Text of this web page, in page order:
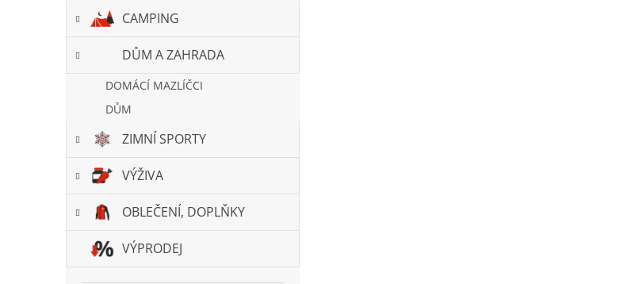
CAMPING
DŮM A ZAHRADA
DOMÁCÍ MAZLÍČCI
DŮM
ZIMNÍ SPORTY
VÝŽIVA
OBLEČENÍ, DOPLŇKY
VÝPRODEJ